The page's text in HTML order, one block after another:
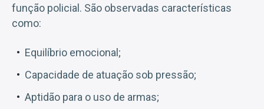
função policial. São observadas características
como:
Equilíbrio emocional;
Capacidade de atuação sob pressão;
Aptidão para o uso de armas;